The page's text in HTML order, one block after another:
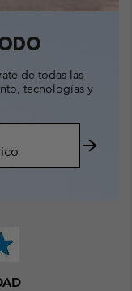
de todas las
tecnologías y